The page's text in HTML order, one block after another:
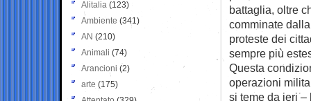
battaglia, oltre
comminate
proteste dei
sempre più
Questa
operazioni
si teme da ieri –
Alitalia (123)
Ambiente (341)
AN (210)
Animali (74)
Arancioni (2)
arte (175)